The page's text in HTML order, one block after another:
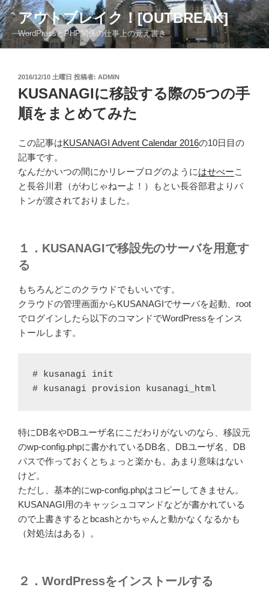
コ
ン
テ
ン
アウトブレイク！[OUTBREAK]
WordPressとPHP関係の仕事上の覚え書き
投
稿
日:
2016/12/10 土曜日 投稿者: ADMIN
KUSANAGIに移設する際の5つの手
順をまとめてみた
この記事はKUSANAGI Advent Calendar 2016の10日目の
記事です。
なんだかいつの間にかリレーブログのようにはせべーこ
と長谷川君（がわじゃねーよ！）もとい長谷部君よりバ
トンが渡されておりました。
１．KUSANAGIで移設先のサーバを用意す
る
もちろんどこのクラウドでもいいです。
クラウドの管理画面からKUSANAGIでサーバを起動、root
でログインしたら以下のコマンドでWordPressをインス
トールします。
# kusanagi init
# kusanagi provision kusanagi_html
特にDB名やDBユーザ名にこだわりがないのなら、移設元
のwp-config.phpに書かれているDB名、DBユーザ名、DB
パスで作っておくとちょっと楽かも。あまり意味はない
けど。
ただし、基本的にwp-config.phpはコピーしてきません。
KUSANAGI用のキャッシュコマンドなどが書かれている
ので上書きするとbcashとかちゃんと動かなくなるかも
（対処法はある）。
２．WordPressをインストールする